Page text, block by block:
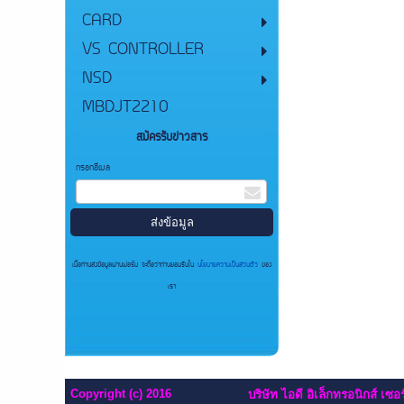
CARD
VS CONTROLLER
NSD
MBDJT2210
สมัครรับข่าวสาร
กรอกอีเมล
เมื่อท่านส่งข้อมูลผ่านฟอร์ม จะถือว่าท่านยอมรับในนโยบายความเป็นส่วนตัวของ
เรา
Copyright (c) 2016 บริษัท ไอดี อิเล็กทรอนิกส์ เซอ